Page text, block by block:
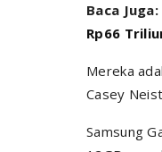
Baca Juga:
Rp66
Mereka
Casey
Samsung